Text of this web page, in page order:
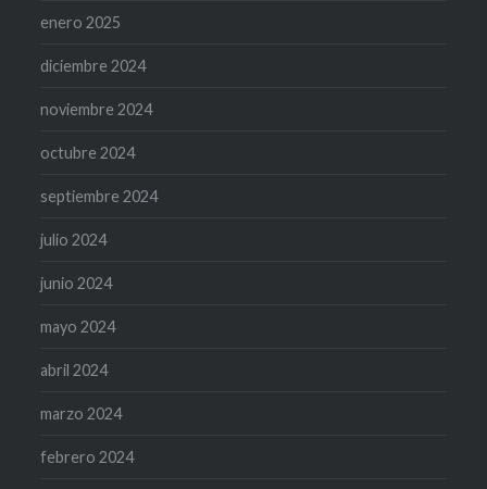
enero 2025
diciembre 2024
noviembre 2024
octubre 2024
septiembre 2024
julio 2024
junio 2024
mayo 2024
abril 2024
marzo 2024
febrero 2024